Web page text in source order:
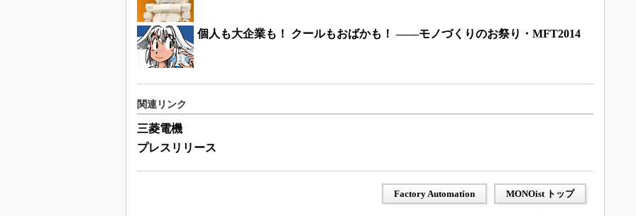
個人も大企業も！ クールもおばかも！ ――モノづくりのお祭り・MFT2014
関連リンク
三菱電機
プレスリリース
Factory Automation MONOist トップ